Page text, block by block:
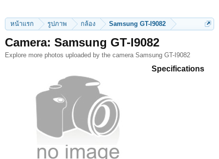
หน้าแรก รูปภาพ กล้อง Samsung GT-I9082
Camera: Samsung GT-I9082
Explore more photos uploaded by the camera Samsung GT-I9082
Specifications